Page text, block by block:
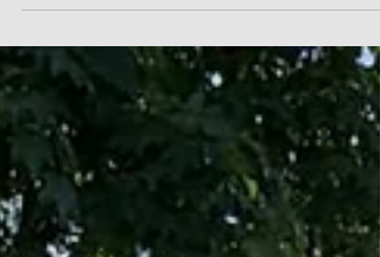
Teilnehmerinnen und Teilnehmer zu unserem
Naturerlebnislauf begrüßen. Besonders gefreut
uns das durchweg positive Feedback zu unserer
neuen Location am Haus Golland und der neuen
Streckenführung. Das neue Konzept kam bei
Läufern, Walkern, Zuschauern und Gästen
hervorragend an und sorgte für eine tolle
Atmosphäre entlang der Strecke. Von den